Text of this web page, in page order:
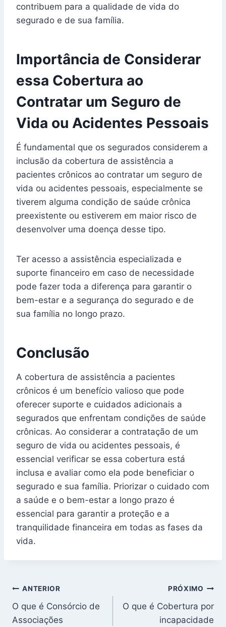
contribuem para a qualidade de vida do
segurado e de sua família.
Importância de Considerar
essa Cobertura ao
Contratar um Seguro de
Vida ou Acidentes Pessoais
É fundamental que os segurados considerem a
inclusão da cobertura de assistência a
pacientes crônicos ao contratar um seguro de
vida ou acidentes pessoais, especialmente se
tiverem alguma condição de saúde crônica
preexistente ou estiverem em maior risco de
desenvolver uma doença desse tipo.
Ter acesso a assistência especializada e
suporte financeiro em caso de necessidade
pode fazer toda a diferença para garantir o
bem-estar e a segurança do segurado e de
sua família no longo prazo.
Conclusão
A cobertura de assistência a pacientes
crônicos é um benefício valioso que pode
oferecer suporte e cuidados adicionais a
segurados que enfrentam condições de saúde
crônicas. Ao considerar a contratação de um
seguro de vida ou acidentes pessoais, é
essencial verificar se essa cobertura está
inclusa e avaliar como ela pode beneficiar o
segurado e sua família. Priorizar o cuidado com
a saúde e o bem-estar a longo prazo é
essencial para garantir a proteção e a
tranquilidade financeira em todas as fases da
vida.
Navegação
de
ANTERIOR
O que é Consórcio de
Associações
PRÓXIMO
O que é Cobertura por
incapacidade